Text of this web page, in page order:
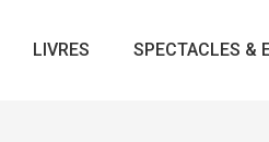
LIVRES SPECTACLES &